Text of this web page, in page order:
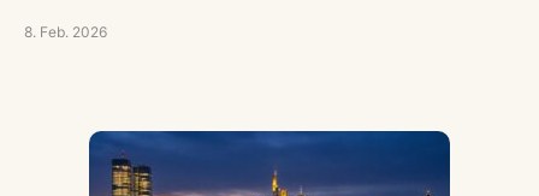
8. Feb. 2026